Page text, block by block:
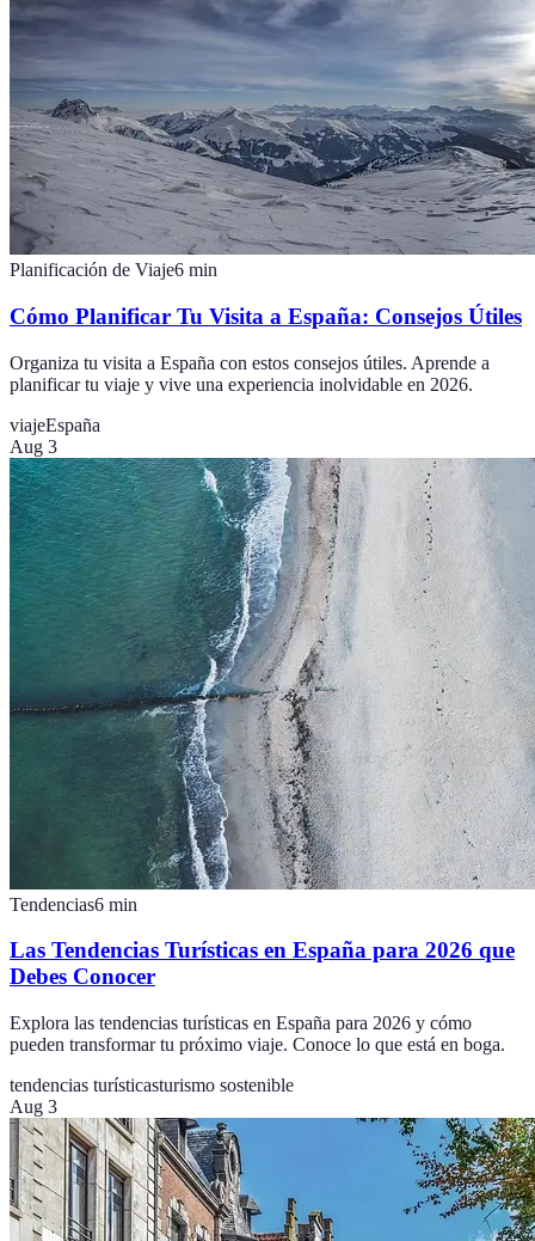
Planificación de Viaje6 min
Cómo Planificar Tu Visita a España: Consejos Útiles
Organiza tu visita a España con estos consejos útiles. Aprende a
planificar tu viaje y vive una experiencia inolvidable en 2026.
viajeEspaña
Aug 3
Tendencias6 min
Las Tendencias Turísticas en España para 2026 que
Debes Conocer
Explora las tendencias turísticas en España para 2026 y cómo
pueden transformar tu próximo viaje. Conoce lo que está en boga.
tendencias turísticasturismo sostenible
Aug 3